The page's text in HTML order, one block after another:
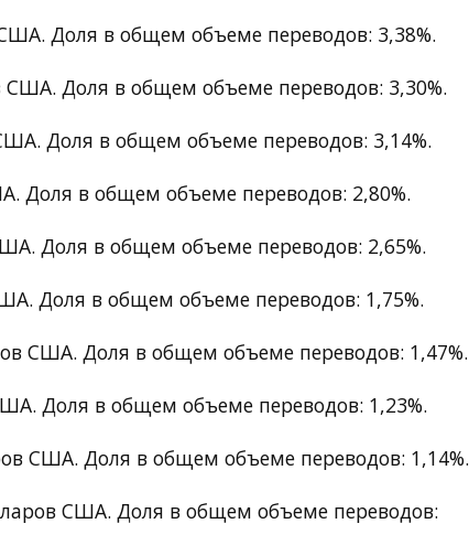
Доля в общем объеме переводов: 3,38%.
США. Доля в общем объеме переводов: 3,30%.
Доля в общем объеме переводов: 3,14%.
Доля в общем объеме переводов: 2,80%.
Доля в общем объеме переводов: 2,65%.
Доля в общем объеме переводов: 1,75%.
США. Доля в общем объеме переводов: 1,47%.
Доля в общем объеме переводов: 1,23%.
США. Доля в общем объеме переводов: 1,14%.
США. Доля в общем объеме переводов: